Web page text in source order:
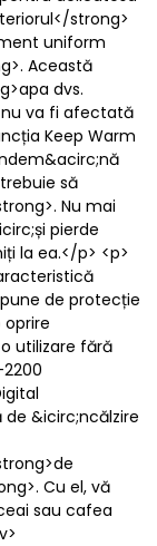
strong>
uniform
Această
dvs.
nu va fi afectată
Keep Warm
să
Nu mai
pierde
la ea.</p> <p>
de protecție
utilizare fără
&icirc;ncălzire
Cu el, vă
sau cafea